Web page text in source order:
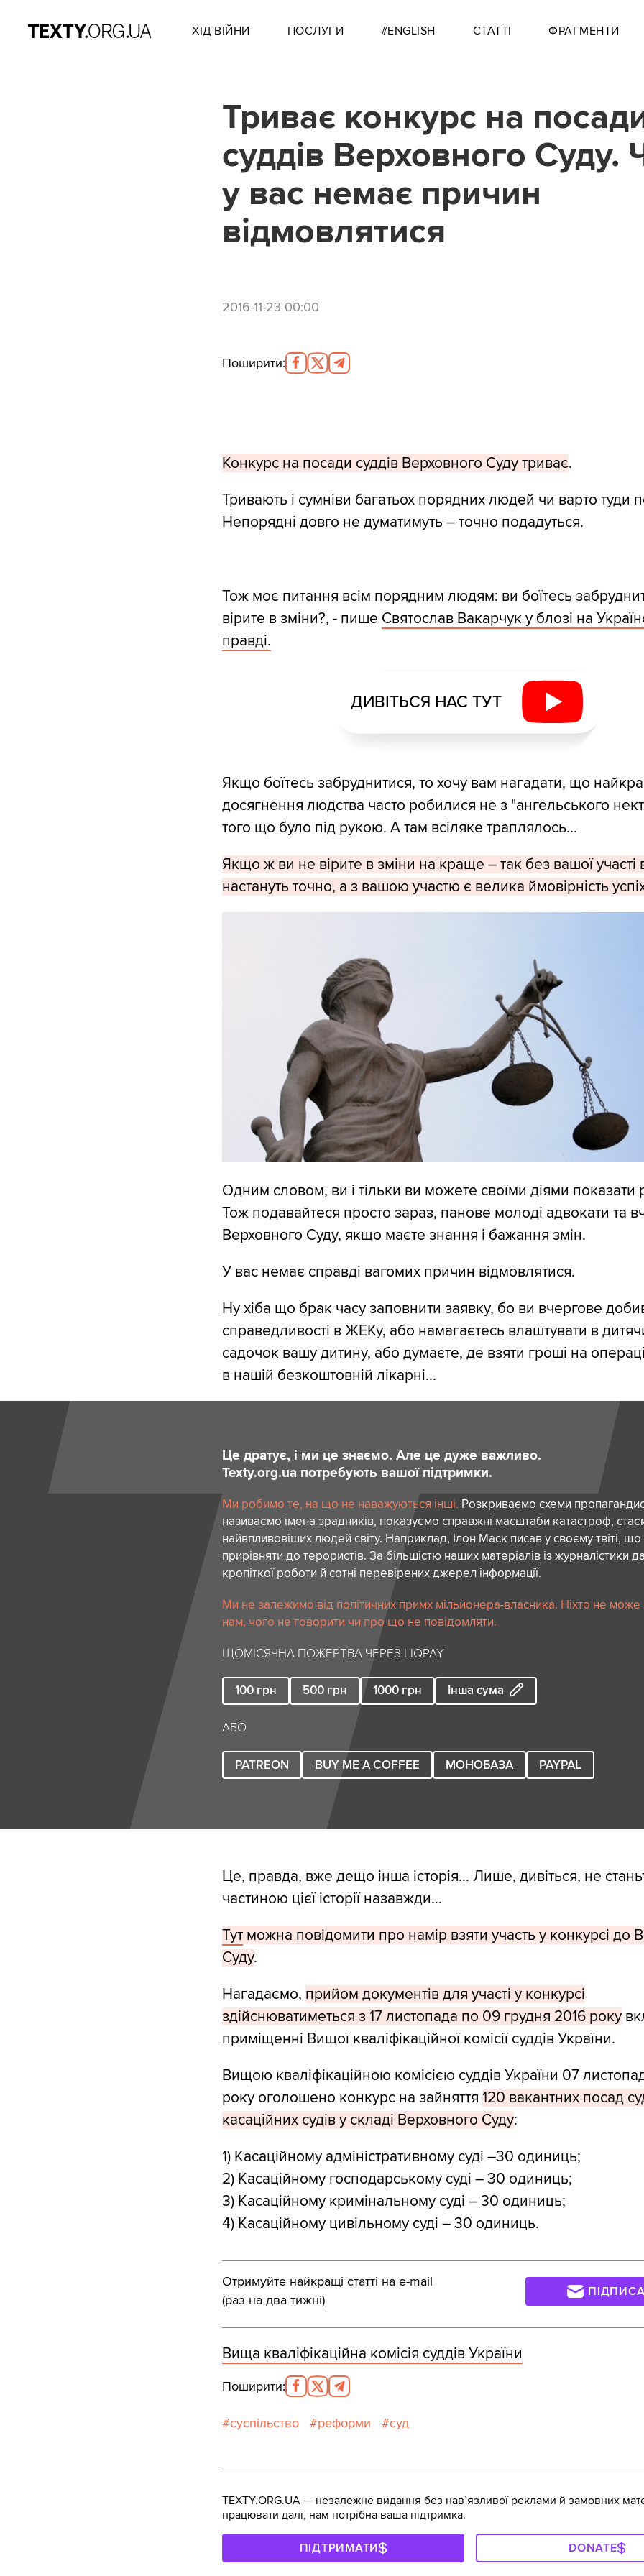
ХІД ВІЙНИ ПОСЛУГИ #ENGLISH СТАТТІ ФРАГМЕНТИ
Триває конкурс на
суддів Верховного Суду.
у вас немає причин
відмовлятися
2016-11-23 00:00
Поширити:
Конкурс на посади суддів Верховного Суду триває.
Тривають і сумніви багатьох порядних людей чи варто туди
Непорядні довго не думатимуть – точно подадуться.
Тож моє питання всім порядним людям: ви боїтесь
вірите в зміни?, - пише Святослав Вакарчук у блозі на
правді.
ДИВІТЬСЯ НАС ТУТ
Якщо боїтесь забруднитися, то хочу вам нагадати, що
досягнення людства часто робилися не з "ангельського
того що було під рукою. А там всіляке траплялось...
Якщо ж ви не вірите в зміни на краще – так без вашої участі
настануть точно, а з вашою участю є велика ймовірність
Одним словом, ви і тільки ви можете своїми діями показати
Тож подавайтеся просто зараз, панове молоді адвокати та
Верховного Суду, якщо маєте знання і бажання змін.
У вас немає справді вагомих причин відмовлятися.
Ну хіба що брак часу заповнити заявку, бо ви вчергове
справедливості в ЖЕКу, або намагаєтесь влаштувати в
садочок вашу дитину, або думаєте, де взяти гроші на
в нашій безкоштовній лікарні...
Це дратує, і ми це знаємо. Але це дуже важливо.
Texty.org.ua потребують вашої підтримки.
Ми робимо те, на що не наважуються інші. Розкриваємо схеми
називаємо імена зрадників, показуємо справжні масштаби катастроф,
найвпливовіших людей світу. Наприклад, Ілон Маск писав у своєму твіті,
прирівняти до терористів. За більшістю наших матеріалів із журналістики
кропіткої роботи й сотні перевірених джерел інформації.
Ми не залежимо від політичних примх мільйонера-власника. Ніхто не може
нам, чого не говорити чи про що не повідомляти.
ЩОМІСЯЧНА ПОЖЕРТВА ЧЕРЕЗ LIQPAY
100 грн 500 грн 1000 грн Інша сума
АБО
PATREON BUY ME A COFFEE МОНОБАЗА PAYPAL
Це, правда, вже дещо інша історія... Лише, дивіться, не
частиною цієї історії назавжди...
Тутможна повідомити про намір взяти участь у конкурсі до
Суду.
Нагадаємо, прийом документів для участі у конкурсі
здійснюватиметься з 17 листопада по 09 грудня 2016 року
приміщенні Вищої кваліфікаційної комісії суддів України.
Вищою кваліфікаційною комісією суддів України 07
року оголошено конкурс на зайняття 120 вакантних посад
касаційних судів у складі Верховного Суду:
1) Касаційному адміністративному суді –30 одиниць;
2) Касаційному господарському суді – 30 одиниць;
3) Касаційному кримінальному суді – 30 одиниць;
4) Касаційному цивільному суді – 30 одиниць.
Отримуйте найкращі статті на e-mail
(раз на два тижні)
Вища кваліфікаційна комісія суддів України
Поширити:
суспільство реформи суд
TEXTY.ORG.UA — незалежне видання без навʼязливої реклами й замовних
працювати далі, нам потрібна ваша підтримка.
ПІДТРИМАТИ DONATE